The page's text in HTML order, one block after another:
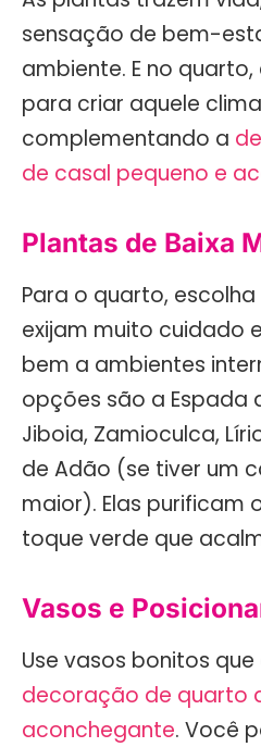
sensação de bem-
ambiente. E no
para criar aquele
complementando a
de casal pequeno e
Plantas de Baixa
Para o quarto,
exijam muito cuidado
bem a ambientes
opções são a Espada
Jiboia, Zamioculca,
de Adão (se tiver um
maior). Elas purificam
toque verde que
Vasos e
Use vasos bonitos
decoração de quarto
aconchegante. Você